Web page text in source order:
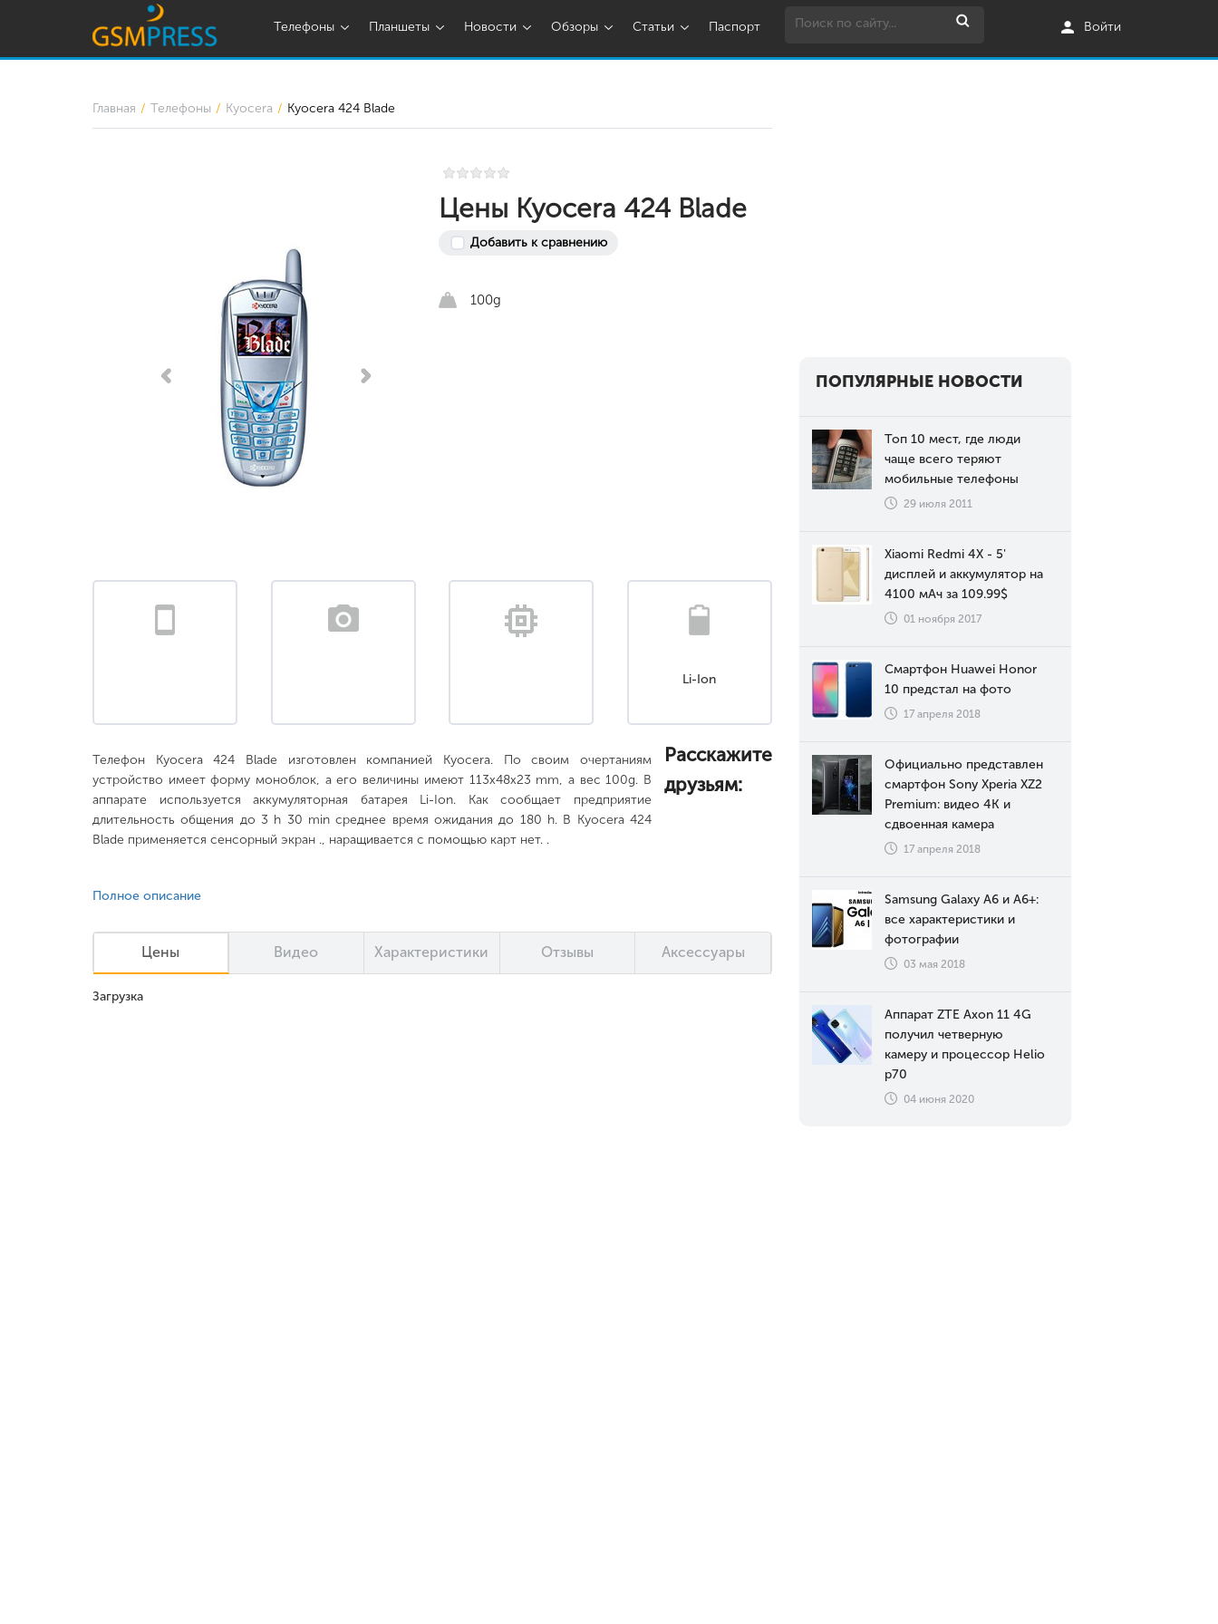
Телефоны Планшеты Новости Обзоры Статьи Паспорт Войти
Главная Телефоны Kyocera Kyocera 424 Blade
Цены Kyocera 424 Blade
Добавить к сравнению
100g
Li-Ion
Телефон Kyocera 424 Blade изготовлен компанией Kyocera. По своим очертаниям
устройство имеет форму моноблок, а его величины имеют 113x48x23 mm, а вес 100g. В
аппарате используется аккумуляторная батарея Li-Ion. Как сообщает предприятие
длительность общения до 3 h 30 min среднее время ожидания до 180 h. В Kyocera 424
Blade применяется сенсорный экран ., наращивается с помощью карт нет. .
Полное описание
Расскажите
друзьям:
Цены Видео Характеристики Отзывы Аксессуары
Загрузка
ПОПУЛЯРНЫЕ НОВОСТИ
Топ 10 мест, где люди
чаще всего теряют
мобильные телефоны
29 июля 2011
Xiaomi Redmi 4X - 5'
дисплей и аккумулятор на
4100 мАч за 109.99$
01 ноября 2017
Смартфон Huawei Honor
10 предстал на фото
17 апреля 2018
Официально представлен
смартфон Sony Xperia XZ2
Premium: видео 4К и
сдвоенная камера
17 апреля 2018
Samsung Galaxy A6 и A6+:
все характеристики и
фотографии
03 мая 2018
Аппарат ZTE Axon 11 4G
получил четверную
камеру и процессор Helio
p70
04 июня 2020